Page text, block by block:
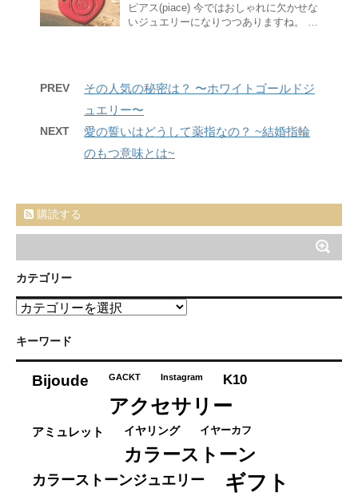
ピアス(piace) 今ではおしゃれに欠かせな
いジュエリーになりつつありますね。 …
PREV
その人気の秘密は？ 〜ホワイトゴールドジ
ュエリー〜
NEXT
愛の誓いはどうして薬指なの？ ~結婚指輪
のもつ意味とは~
購読する
カテゴリー
カ
ゴ
キーワード
Bijoude GACKT Instagram K10
アクセサリー
アミュレット イヤリング イヤーカフ
カラーストーン
カラーストーンジュエリー ギフト